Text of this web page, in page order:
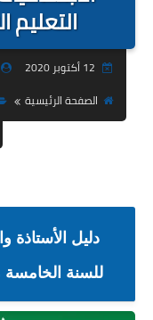
التعليم
الصفحة الرئيسية
دليل الأستاذة
للسنة الخامسة من